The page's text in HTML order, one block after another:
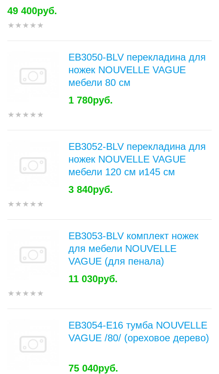
49 400руб.
EB3050-BLV перекладина для
ножек NOUVELLE VAGUE
мебели 80 см
1 780руб.
EB3052-BLV перекладина для
ножек NOUVELLE VAGUE
мебели 120 см и145 см
3 840руб.
EB3053-BLV комплект ножек
для мебели NOUVELLE
VAGUE (для пенала)
11 030руб.
EB3054-E16 тумба NOUVELLE
VAGUE /80/ (ореховое дерево)
75 040руб.